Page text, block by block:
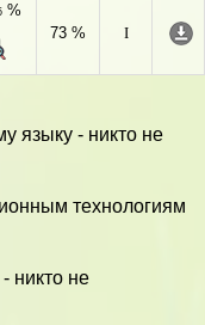
%
73 %
I
языку - никто не
технологиям
никто не